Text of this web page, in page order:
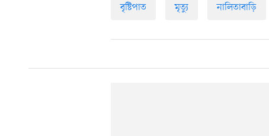
বৃষ্টিপাত মৃত্যু নালিতাবাড়ি